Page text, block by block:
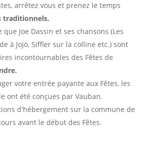
arrêtez vous et prenez le temps
traditionnels.
que Joe Dassin et ses chansons (Les
à Jojo, Siffler sur la colline etc.) sont
incontournables des Fêtes de
votre entrée payante aux Fêtes, les
ont été conçues par Vauban.
d'hébergement sur la commune de
avant le début des Fêtes.